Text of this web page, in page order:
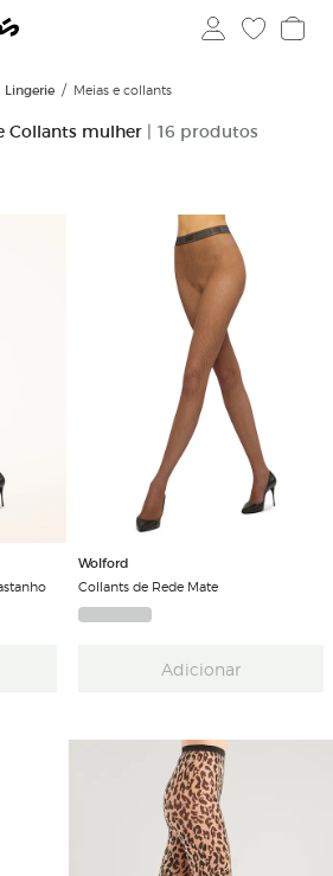
Lingerie Meias e collants
Collants mulher | 16 produtos
Wolford
Collants de Rede Mate
Adicionar